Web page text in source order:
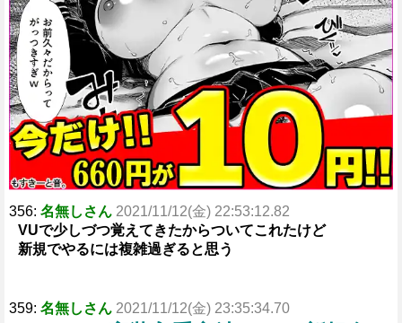
356: 名無しさん 2021/11/12(金) 22:53:12.82
VUで少しづつ覚えてきたからついてこれたけど
新規でやるには複雑過ぎると思う
359: 名無しさん 2021/11/12(金) 23:35:34.70